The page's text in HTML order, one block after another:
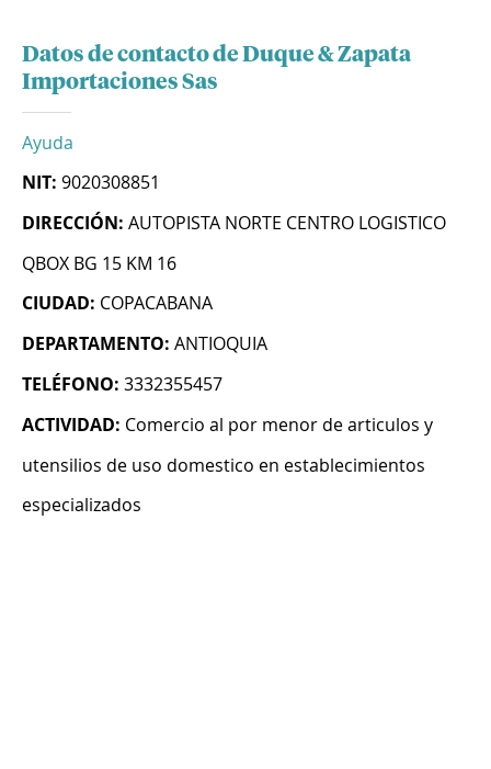
Datos de contacto de Duque & Zapata
Importaciones Sas
Ayuda
NIT: 9020308851
DIRECCIÓN: AUTOPISTA NORTE CENTRO LOGISTICO
QBOX BG 15 KM 16
CIUDAD: COPACABANA
DEPARTAMENTO: ANTIOQUIA
TELÉFONO: 3332355457
ACTIVIDAD: Comercio al por menor de articulos y
utensilios de uso domestico en establecimientos
especializados